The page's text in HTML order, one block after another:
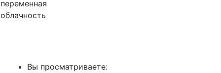
переменная
облачность
Вы просматриваете: